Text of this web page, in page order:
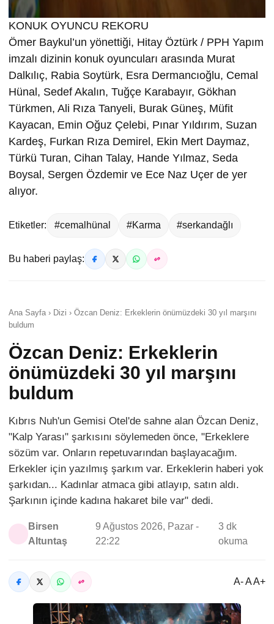
KONUK OYUNCU REKORU
Ömer Baykul’un yönettiği, Hitay Öztürk / PPH Yapım
imzalı dizinin konuk oyuncuları arasında Murat
Dalkılıç, Rabia Soytürk, Esra Dermancıoğlu, Cemal
Hünal, Sedef Akalın, Tuğçe Karabayır, Gökhan
Türkmen, Ali Rıza Tanyeli, Burak Güneş, Müfit
Kayacan, Emin Oğuz Çelebi, Pınar Yıldırım, Suzan
Kardeş, Furkan Rıza Demirel, Ekin Mert Daymaz,
Türkü Turan, Cihan Talay, Hande Yılmaz, Seda
Boysal, Sergen Özdemir ve Ece Naz Uçer de yer
alıyor.
Etiketler: #cemalhünal #Karma #serkandağlı
Bu haberi paylaş:
Ana Sayfa › Dizi › Özcan Deniz: Erkeklerin önümüzdeki 30 yıl marşını
buldum
Özcan Deniz: Erkeklerin
önümüzdeki 30 yıl marşını
buldum
Kıbrıs Nuh'un Gemisi Otel'de sahne alan Özcan Deniz,
"Kalp Yarası" şarkısını söylemeden önce, "Erkeklere
sözüm var. Onların repetuvarından başlayacağım.
Erkekler için yazılmış şarkım var. Erkeklerin haberi yok
şarkıdan... Kadınlar atmaca gibi atlayıp, satın aldı.
Şarkının içinde kadına hakaret bile var" dedi.
Birsen
Altuntaş
9 Ağustos 2026, Pazar -
22:22
3 dk
okuma
A- A A+